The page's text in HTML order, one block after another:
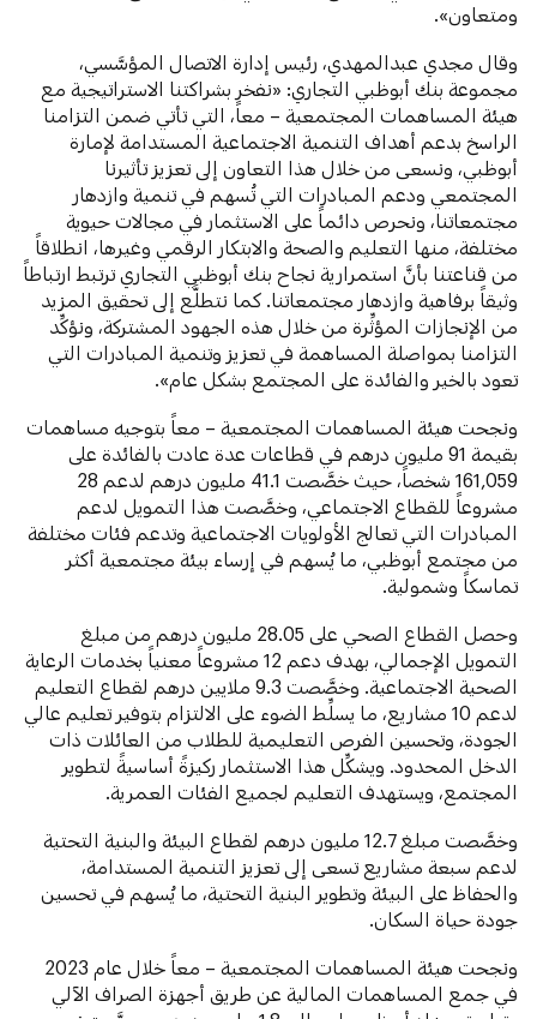
ومتعاون».
وقال مجدي عبدالمهدي، رئيس إدارة الاتصال المؤسَّسي،
مجموعة بنك أبوظبي التجاري: «نفخر بشراكتنا الاستراتيجية مع
هيئة المساهمات المجتمعية – معاً، التي تأتي ضمن التزامنا
الراسخ بدعم أهداف التنمية الاجتماعية المستدامة لإمارة
أبوظبي، ونسعى من خلال هذا التعاون إلى تعزيز تأثيرنا
المجتمعي ودعم المبادرات التي تُسهم في تنمية وازدهار
مجتمعاتنا، ونحرص دائماً على الاستثمار في مجالات حيوية
مختلفة، منها التعليم والصحة والابتكار الرقمي وغيرها، انطلاقاً
من قناعتنا بأنَّ استمرارية نجاح بنك أبوظبي التجاري ترتبط ارتباطاً
وثيقاً برفاهية وازدهار مجتمعاتنا. كما نتطلَّع إلى تحقيق المزيد
من الإنجازات المؤثِّرة من خلال هذه الجهود المشتركة، ونؤكِّد
التزامنا بمواصلة المساهمة في تعزيز وتنمية المبادرات التي
تعود بالخير والفائدة على المجتمع بشكل عام».
ونجحت هيئة المساهمات المجتمعية – معاً بتوجيه مساهمات
بقيمة 91 مليون درهم في قطاعات عدة عادت بالفائدة على
161,059 شخصاً، حيث خصَّصت 41.1 مليون درهم لدعم 28
مشروعاً للقطاع الاجتماعي، وخصَّصت هذا التمويل لدعم
المبادرات التي تعالج الأولويات الاجتماعية وتدعم فئات مختلفة
من مجتمع أبوظبي، ما يُسهم في إرساء بيئة مجتمعية أكثر
تماسكاً وشمولية.
وحصل القطاع الصحي على 28.05 مليون درهم من مبلغ
التمويل الإجمالي، بهدف دعم 12 مشروعاً معنياً بخدمات الرعاية
الصحية الاجتماعية. وخصَّصت 9.3 ملايين درهم لقطاع التعليم
لدعم 10 مشاريع، ما يسلِّط الضوء على الالتزام بتوفير تعليم عالي
الجودة، وتحسين الفرص التعليمية للطلاب من العائلات ذات
الدخل المحدود. ويشكِّل هذا الاستثمار ركيزةً أساسيةً لتطوير
المجتمع، ويستهدف التعليم لجميع الفئات العمرية.
وخصَّصت مبلغ 12.7 مليون درهم لقطاع البيئة والبنية التحتية
لدعم سبعة مشاريع تسعى إلى تعزيز التنمية المستدامة،
والحفاظ على البيئة وتطوير البنية التحتية، ما يُسهم في تحسين
جودة حياة السكان.
ونجحت هيئة المساهمات المجتمعية – معاً خلال عام 2023
في جمع المساهمات المالية عن طريق أجهزة الصراف الآلي